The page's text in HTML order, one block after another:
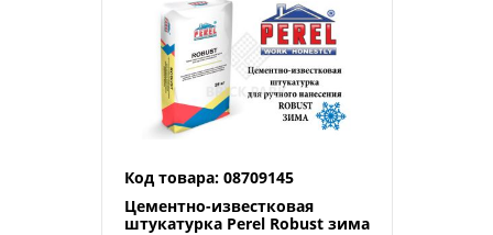
Код товара: 08709145
Цементно-известковая
штукатурка Perel Robust зима